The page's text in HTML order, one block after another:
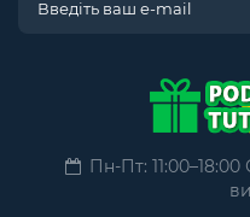
Пн-Пт: 11:00–18:00